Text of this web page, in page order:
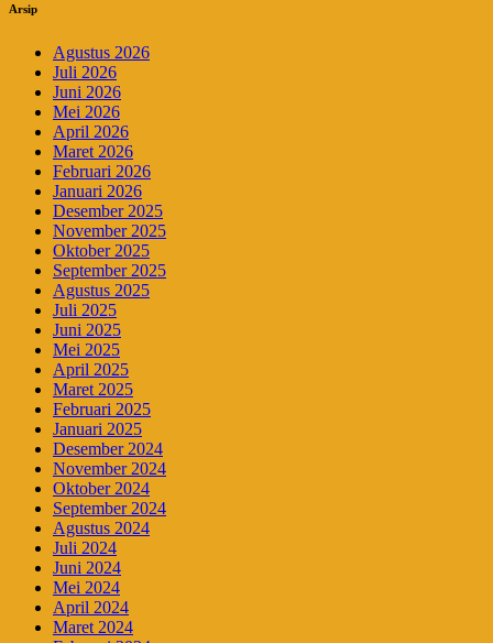
Arsip
Agustus 2026
Juli 2026
Juni 2026
Mei 2026
April 2026
Maret 2026
Februari 2026
Januari 2026
Desember 2025
November 2025
Oktober 2025
September 2025
Agustus 2025
Juli 2025
Juni 2025
Mei 2025
April 2025
Maret 2025
Februari 2025
Januari 2025
Desember 2024
November 2024
Oktober 2024
September 2024
Agustus 2024
Juli 2024
Juni 2024
Mei 2024
April 2024
Maret 2024